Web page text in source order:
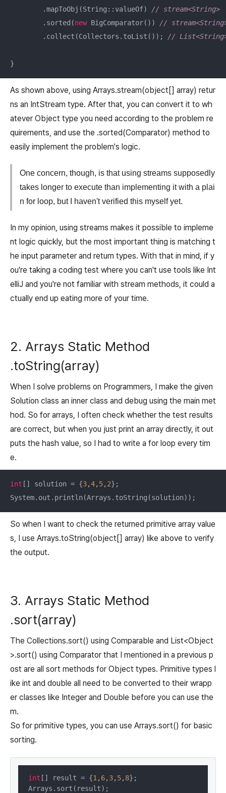
    	.mapToObj(String::valueOf)
// stream<String>
        .sorted(
new BigComparator()) //
        .collect(Collectors.toList());
//
}
As shown above, using Arrays.stream(object[] array) retur
ns an IntStream type. After that, you can convert it to wh
atever Object type you need according to the problem re
quirements, and use the .sorted(Comparator) method to
easily implement the problem's logic.
One concern, though, is that using streams supposedly
takes longer to execute than implementing it with a plai
n for loop, but I haven't verified this myself yet.
In my opinion, using streams makes it possible to impleme
nt logic quickly, but the most important thing is matching t
he input parameter and return types. With that in mind, if y
ou're taking a coding test where you can't use tools like Int
elliJ and you're not familiar with stream methods, it could a
ctually end up eating more of your time.
2. Arrays Static Method
.toString(array)
When I solve problems on Programmers, I make the given
Solution class an inner class and debug using the main met
hod. So for arrays, I often check whether the test results
are correct, but when you just print an array directly, it out
puts the hash value, so I had to write a for loop every tim
e.
int [] solution = {3,4, 5, 2};
System.out.println(Arrays.toString(solution));
So when I want to check the returned primitive array value
s, I use Arrays.toString(object[] array) like above to verify
the output.
3. Arrays Static Method
.sort(array)
The Collections.sort() using Comparable and List<Object
>.sort() using Comparator that I mentioned in a previous p
ost are all sort methods for Object types. Primitive types l
ike int and double all need to be converted to their wrapp
er classes like Integer and Double before you can use the
m.
So for primitive types, you can use Arrays.sort() for basic
sorting.
int [] result = {1 , 6, 3, 5, 8};
Arrays.sort(result);